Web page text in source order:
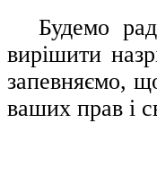
Будемо
вирішити
запевняємо,
ваших прав і